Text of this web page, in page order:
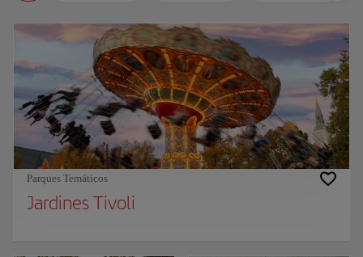
Parques Temáticos
Jardines Tivoli